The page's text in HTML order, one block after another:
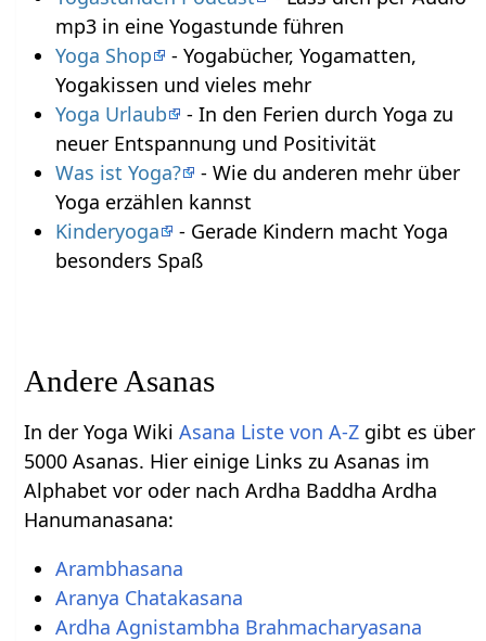
mp3 in eine Yogastunde führen
Yoga Shop
- Yogabücher, Yogamatten,
Yogakissen und vieles mehr
Yoga Urlaub
- In den Ferien durch Yoga zu
neuer Entspannung und Positivität
Was ist Yoga?
- Wie du anderen mehr über
Yoga erzählen kannst
Kinderyoga
- Gerade Kindern macht Yoga
besonders Spaß
Andere Asanas
In der Yoga WikiAsana Liste von A-Z gibt es über
5000 Asanas. Hier einige Links zu Asanas im
Alphabet vor oder nach Ardha Baddha Ardha
Hanumanasana:
Arambhasana
Aranya Chatakasana
Ardha Agnistambha Brahmacharyasana